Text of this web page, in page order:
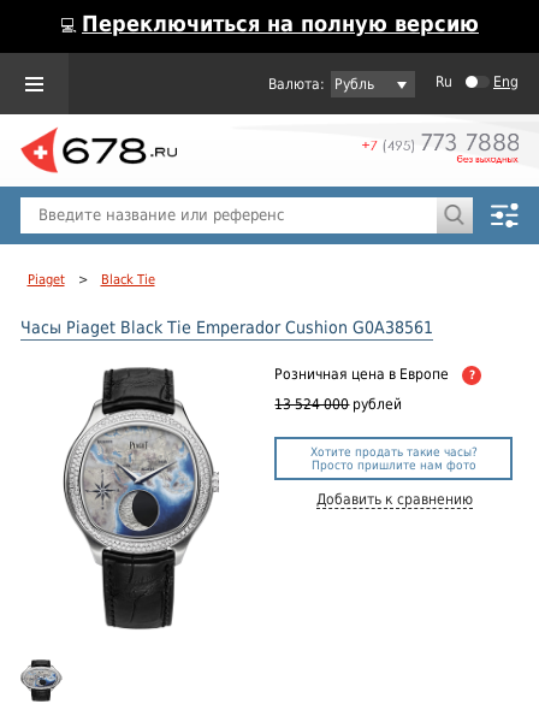
💻 Переключиться на полную версию
Рубль Ru Eng
Piaget > Black Tie
Часы Piaget Black Tie Emperador Cushion G0A38561
Розничная цена в Европе ?
13 524 000 рублей
Хотите продать такие часы?
Просто пришлите нам фото
Добавить к сравнению